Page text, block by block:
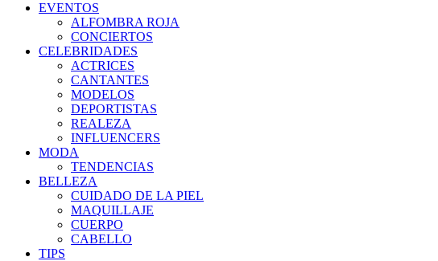
EVENTOS
ALFOMBRA ROJA
CONCIERTOS
CELEBRIDADES
ACTRICES
CANTANTES
MODELOS
DEPORTISTAS
REALEZA
INFLUENCERS
MODA
TENDENCIAS
BELLEZA
CUIDADO DE LA PIEL
MAQUILLAJE
CUERPO
CABELLO
TIPS